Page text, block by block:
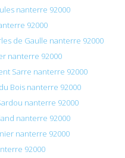
nanterre 92000
92000
de Gaulle nanterre 92000
nanterre 92000
Sarre nanterre 92000
Bois nanterre 92000
nanterre 92000
nanterre 92000
nanterre 92000
92000